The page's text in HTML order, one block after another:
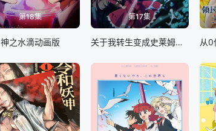
第18集
神之水滴动画版
第17集
关于我转生变成史莱姆这档事第四季